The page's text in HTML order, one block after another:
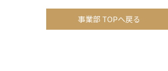
事業部 TOPへ戻る